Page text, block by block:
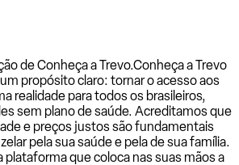
de Conheça a Trevo.Conheça a Trevo
propósito claro: tornar o acesso aos
realidade para todos os brasileiros,
sem plano de saúde. Acreditamos que
e preços justos são fundamentais
pela sua saúde e pela de sua família.
que coloca nas suas mãos a